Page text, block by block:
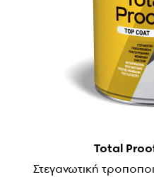
Total
Στεγανωτική